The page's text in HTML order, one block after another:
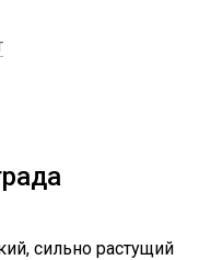
сильно растущий